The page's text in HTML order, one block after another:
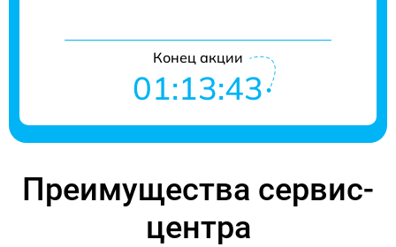
Конец акции
01:13:42
Преимущества сервис-
центра